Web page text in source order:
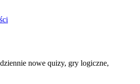
nowe quizy, gry logiczne,